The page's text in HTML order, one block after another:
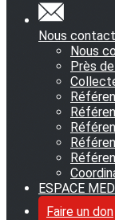
Nous
Nous
Près
ESPACE
Faire un don